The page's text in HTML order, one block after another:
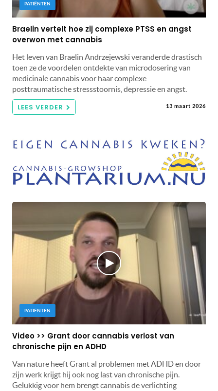
PATIËNTEN
Braelin vertelt hoe zij complexe PTSS en angst
overwon met cannabis
Het leven van Braelin Andrzejewski veranderde drastisch
toen ze de voordelen ontdekte van microdosering van
medicinale cannabis voor haar complexe
posttraumatische stressstoornis, depressie en angst.
LEES VERDER 13 maart 2026
PATIËNTEN
Video >> Grant door cannabis verlost van
chronische pijn en ADHD
Van nature heeft Grant al problemen met ADHD en door
zijn werk krijgt hij ook nog last van chronische pijn.
Gelukkig voor hem brengt cannabis de verlichting